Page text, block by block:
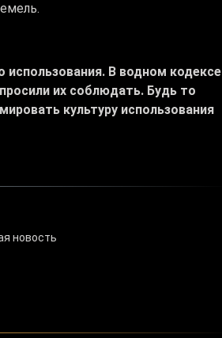
В водном кодексе
их соблюдать. Будь то
культуру использования
новость